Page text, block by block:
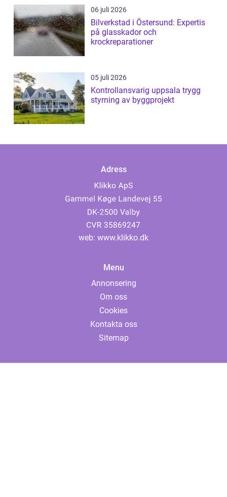
06 juli 2026
Bilverkstad i Östersund: Expertis
på glasskador och
krockreparationer
05 juli 2026
Kontrollansvarig uppsala trygg
styrning av byggprojekt
Adress
web: www.klikko.dk
Menu
Annonsering
Om oss
Cookies
Kontakta oss
Sitemap